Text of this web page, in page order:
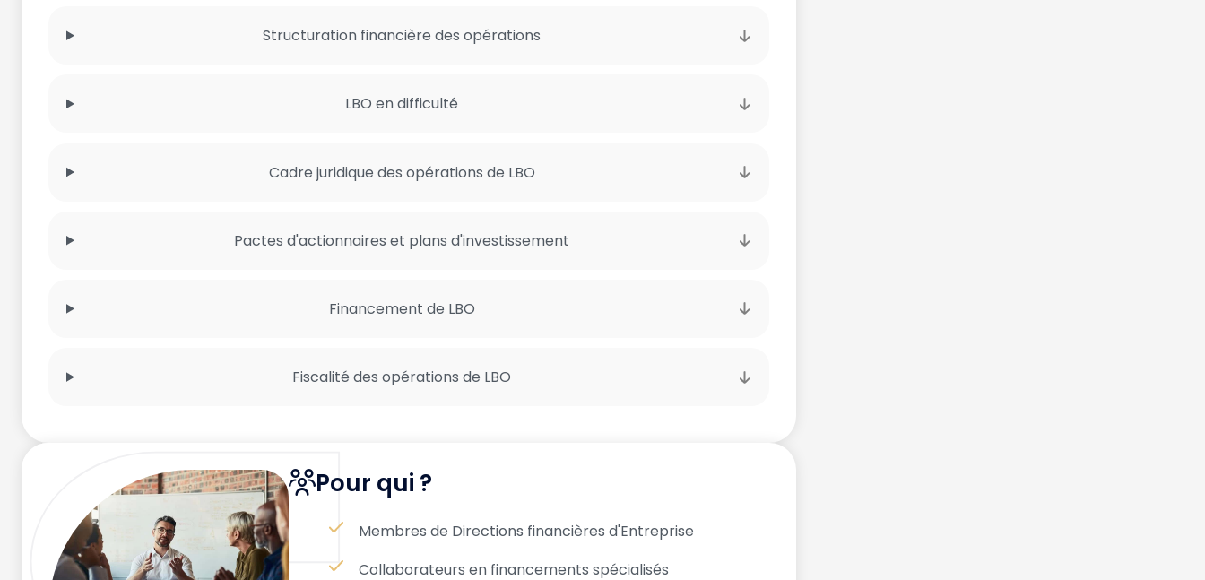
Structuration financière des opérations
LBO en difficulté
Cadre juridique des opérations de LBO
Pactes d'actionnaires et plans d'investissement
Financement de LBO
Fiscalité des opérations de LBO
Pour qui ?
Membres de Directions financières d'Entreprise
Collaborateurs en financements spécialisés